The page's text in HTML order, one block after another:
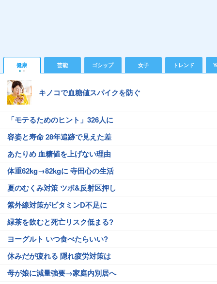
健康 芸能 ゴシップ 女子 トレンド
キノコで血糖値スパイクを防ぐ
「モテるためのヒント」326人に
容姿と寿命 28年追跡で見えた差
あたりめ 血糖値を上げない理由
体重62kg→82kgに 寺田心の生活
夏のむくみ対策 ツボ&反射区押し
紫外線対策がビタミンD不足に
緑茶を飲むと死亡リスク低まる?
ヨーグルト いつ食べたらいい?
休みだが疲れる 隠れ疲労対策は
母が娘に減量強要→家庭内別居へ